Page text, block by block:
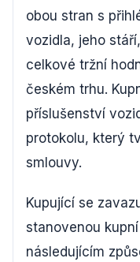
obou stran s
vozidla, jeho
celkové tržní
českém trhu.
příslušenství
protokolu, který
smlouvy.
Kupující se
stanovenou
následujícím